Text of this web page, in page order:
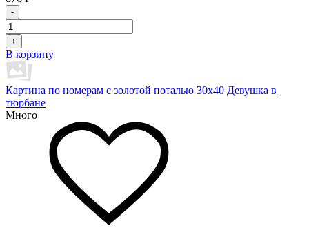
-
+
В корзину
Картина по номерам с золотой поталью 30х40 Девушка в
тюрбане
Много